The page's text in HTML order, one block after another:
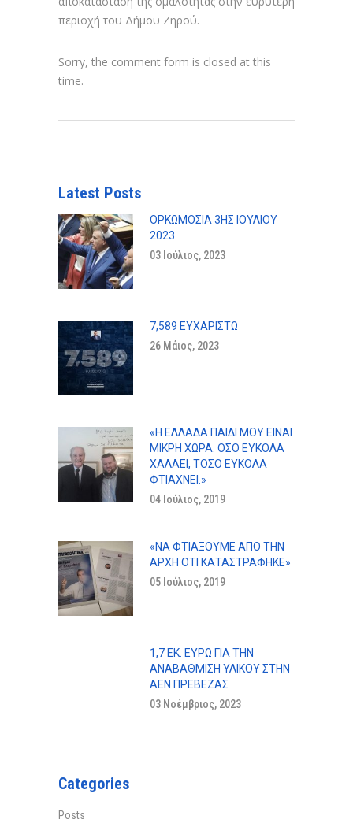
περιοχή του Δήμου Ζηρού.
Sorry, the comment form is closed at this
time.
Latest Posts
ΟΡΚΩΜΟΣΊΑ 3ΗΣ ΙΟΥΛΊΟΥ
2023
03 Ιούλιος, 2023
7,589 ΕΥΧΑΡΙΣΤΏ
26 Μάιος, 2023
«Η ΕΛΛΆΔΑ ΠΑΙΔΊ ΜΟΥ ΕΊΝΑΙ
ΜΙΚΡΉ ΧΏΡΑ. ΌΣΟ ΕΎΚΟΛΑ
ΧΑΛΆΕΙ, ΤΌΣΟ ΕΎΚΟΛΑ
ΦΤΙΆΧΝΕΙ.»
04 Ιούλιος, 2019
«ΝΑ ΦΤΙΆΞΟΥΜΕ ΑΠΌ ΤΗΝ
ΑΡΧΉ ΌΤΙ ΚΑΤΑΣΤΡΆΦΗΚΕ»
05 Ιούλιος, 2019
1,7 ΕΚ. ΕΥΡΏ ΓΙΑ ΤΗΝ
ΑΝΑΒΆΘΜΙΣΗ ΥΛΙΚΟΎ ΣΤΗΝ
ΑΕΝ ΠΡΕΒΕΖΑΣ
03 Νοέμβριος, 2023
Categories
Posts